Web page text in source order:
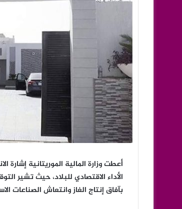
بآفاق إنتاج الغاز وانتعاش الصناعات